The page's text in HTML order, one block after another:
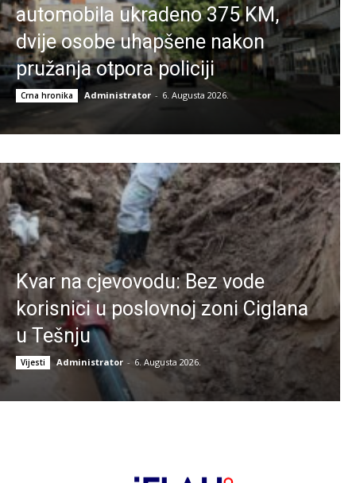
automobila ukradeno 375 KM,
dvije osobe uhapšene nakon
pružanja otpora policiji
Crna hronika Administrator - 6. Augusta 2026.
Kvar na cjevovodu: Bez vode
korisnici u poslovnoj zoni Ciglana
u Tešnju
Vijesti Administrator - 6. Augusta 2026.